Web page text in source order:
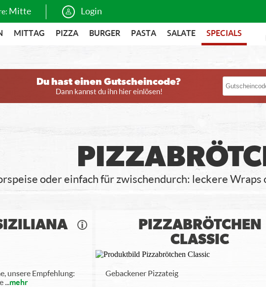
Mitte Login
MITTAG PIZZA BURGER PASTA SALATE SPECIALS
Du hast einen Gutscheincode?
Dann kannst du ihn hier einlösen!
oder einfach für zwischendurch: leckere
unsere Empfehlung:
...mehr
PIZZABRÖTCHEN
CLASSIC
Gebackener Pizzateig